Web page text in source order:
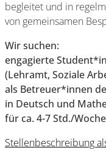
begleitet und in
von gemeinsamen
Wir suchen:
engagierte
(Lehramt, Soziale
als Betreuer*innen
in Deutsch und
für ca. 4-7 Std./Woche
Stellenbeschreibung